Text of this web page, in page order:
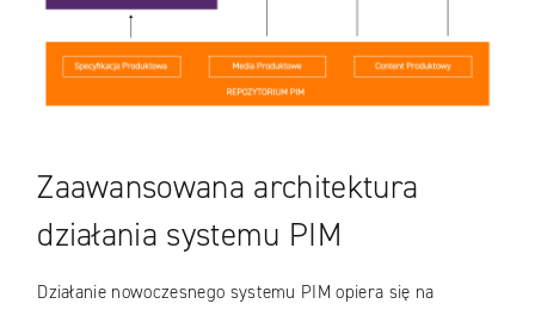
Zaawansowana architektura
działania systemu PIM
Działanie nowoczesnego systemu PIM opiera się na